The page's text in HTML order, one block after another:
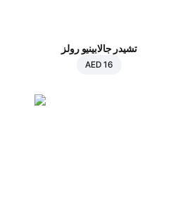
تشيدر جالابينيو رولز
AED 16